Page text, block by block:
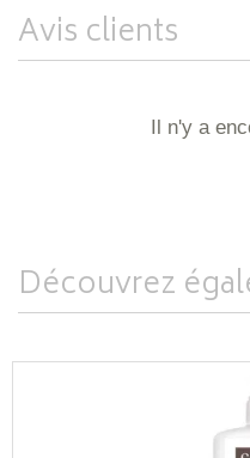
Avis clients
Il n'y a
Découvrez